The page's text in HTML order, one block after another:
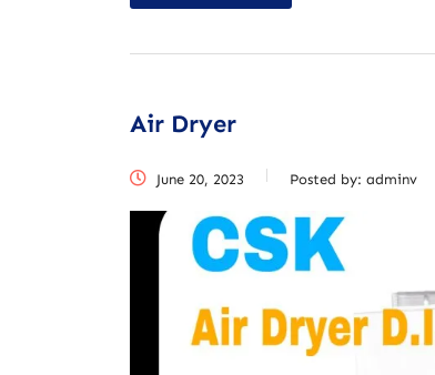
Air Dryer
June 20, 2023 Posted by: adminv